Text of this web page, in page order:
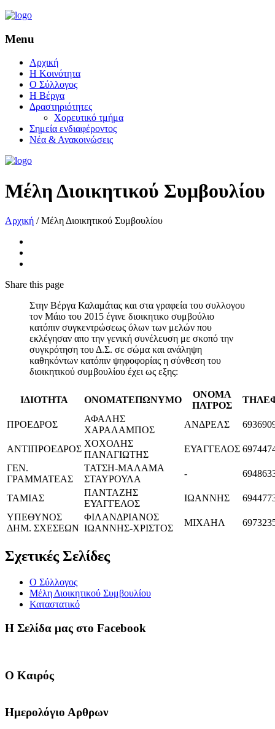
Menu
Αρχική
Η Κοινότητα
Ο Σύλλογος
Η Βέργα
Δραστηριότητες
Χορευτικό τμήμα
Σημεία ενδιαφέροντος
Νέα & Ανακοινώσεις
Μέλη Διοικητικού Συμβουλίου
Αρχική / Μέλη Διοικητικού Συμβουλίου
Share this page
Στην Βέργα Καλαμάτας και στα γραφεία του συλλογου
τον Μάιο του 2015 έγινε διοικητικο συμβούλιο
κατόπιν συγκεντρώσεως όλων των μελών που
εκλέγησαν απο την γενική συνέλευση με σκοπό την
συγκρότηση του Δ.Σ. σε σώμα και ανάληψη
καθηκόντων κατόπιν ψηφοφορίας η σύνθεση του
διοικητικού συμβουλίου έχει ως εξης:
ΙΔΙΟΤΗΤΑ ΟΝΟΜΑΤΕΠΩΝΥΜΟ
ΟΝΟΜΑ
ΠΑΤΡΟΣ
ΠΡΟΕΔΡΟΣ
ΑΦΑΛΗΣ
ΧΑΡΑΛΑΜΠΟΣ
ΑΝΔΡΕΑΣ
ΑΝΤΙΠΡΟΕΔΡΟΣ
ΧΟΧΟΛΗΣ
ΠΑΝΑΓΙΩΤΗΣ
ΕΥΑΓΓΕΛΟΣ
ΓΕΝ.
ΓΡΑΜΜΑΤΕΑΣ
ΤΑΤΣΗ-ΜΑΛΑΜΑ
ΣΤΑΥΡΟΥΛΑ
-
ΤΑΜΙΑΣ
ΠΑΝΤΑΖΗΣ
ΕΥΑΓΓΕΛΟΣ
ΙΩΑΝΝΗΣ
ΥΠΕΘΥΝΟΣ
ΔΗΜ. ΣΧΕΣΕΩΝ
ΦΙΛΑΝΔΡΙΑΝΟΣ
ΙΩΑΝΝΗΣ-ΧΡΙΣΤΟΣ
ΜΙΧΑΗΛ
Σχετικές Σελίδες
Ο Σύλλογος
Μέλη Διοικητικού Συμβουλίου
Καταστατικό
Η Σελίδα μας στο Facebook
Ο Καιρός
Ημερολόγιο Αρθρων